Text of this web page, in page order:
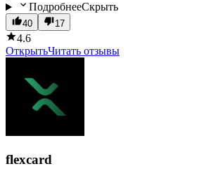
ПодробнееСкрыть
40 17
4.6
ОткрытьЧитать отзывы
flexcard